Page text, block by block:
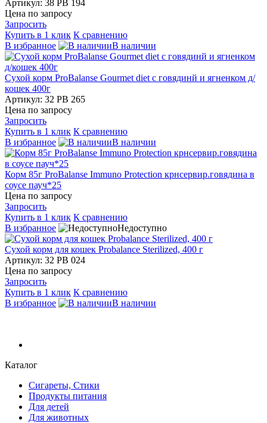
Артикул: 38 PB 194
Цена по запросу
Запросить
Купить в 1 клик К сравнению
В избранное
В наличии
Сухой корм ProBalanse Gourmet diet с говядинй и ягненком д/
кошек 400г
Артикул: 32 PB 265
Цена по запросу
Запросить
Купить в 1 клик К сравнению
В избранное
В наличии
Корм 85г ProBalanse Immuno Protection крнсервир.говядина в
соусе пауч*25
Цена по запросу
Запросить
Купить в 1 клик К сравнению
В избранное
Недоступно
Сухой корм для кошек Probalance Sterilized, 400 г
Артикул: 32 PB 024
Цена по запросу
Запросить
Купить в 1 клик К сравнению
В избранное
В наличии
Каталог
Сигареты, Стики
Продукты питания
Для детей
Для животных